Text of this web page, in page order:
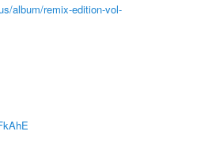
album/remix-edition-vol-